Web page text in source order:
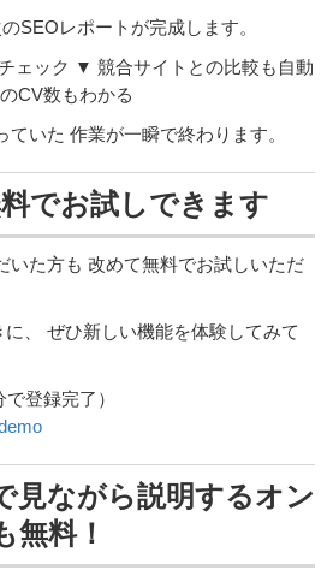
SEOレポートが完成します。
ェック ▼ 競合サイトとの比較も自動
CV数もわかる
ていた 作業が一瞬で終わります。
でお試しできます
いた方も 改めて無料でお試しいただ
、 ぜひ新しい機能を体験してみて
登録完了）
見ながら説明するオン
無料！